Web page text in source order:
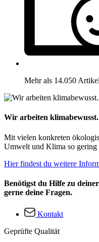
Mehr als 14.050 Artikel
Wir arbeiten klimabewusst.
Mit vielen konkreten
Umwelt und Klima so gering
Hier findest du weitere
Benötigst du Hilfe zu
gerne deine Fragen.
Kontakt
Geprüfte Qualität